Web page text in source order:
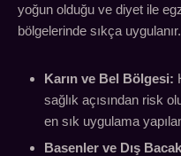
yoğun olduğu ve diyet ile
bölgelerinde sıkça
Karın ve Bel Bölgesi:
sağlık açısından risk
en sık uygulama
Basenler ve Dış